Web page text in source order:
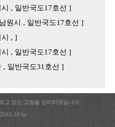
, 일반국도17호선 ]
원시 , 일반국도17호선 ]
, ]
, 일반국도17호선 ]
, 일반국도31호선 ]
고 있는 교량을 정리하였습니다.
20 by JH